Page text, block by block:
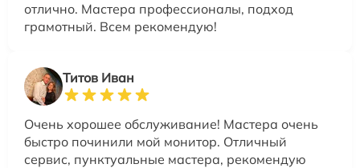
отлично. Мастера профессионалы, подход
грамотный. Всем рекомендую!
Титов Иван
Очень хорошее обслуживание! Мастера очень
быстро починили мой монитор. Отличный
сервис, пунктуальные мастера, рекомендую